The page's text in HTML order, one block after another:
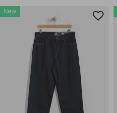
Elérhető méretek:
New